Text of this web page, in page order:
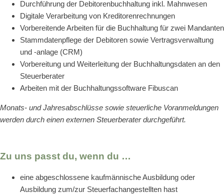
Durchführung der Debitorenbuchhaltung inkl. Mahnwesen
Digitale Verarbeitung von Kreditorenrechnungen
Vorbereitende Arbeiten für die Buchhaltung für zwei Mandanten
Stammdatenpflege der Debitoren sowie Vertragsverwaltung
und -anlage (CRM)
Vorbereitung und Weiterleitung der Buchhaltungsdaten an den
Steuerberater
Arbeiten mit der Buchhaltungssoftware Fibuscan
Monats- und Jahresabschlüsse sowie steuerliche Voranmeldungen
werden durch einen externen Steuerberater durchgeführt.
Zu uns passt du, wenn du …
eine abgeschlossene kaufmännische Ausbildung oder
Ausbildung zum/zur Steuerfachangestellten hast